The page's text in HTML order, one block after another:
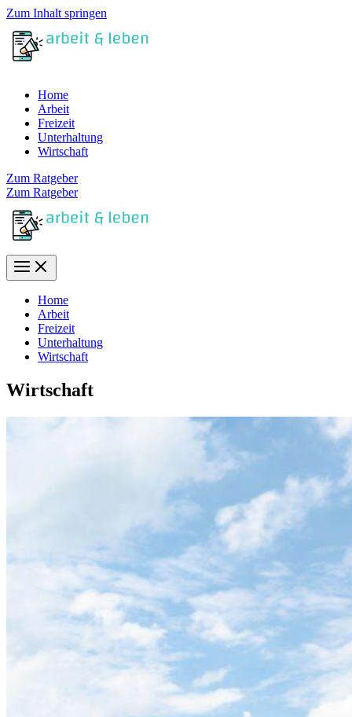
Zum Inhalt springen
Home
Arbeit
Freizeit
Unterhaltung
Wirtschaft
Zum Ratgeber
Zum Ratgeber
Home
Arbeit
Freizeit
Unterhaltung
Wirtschaft
Wirtschaft